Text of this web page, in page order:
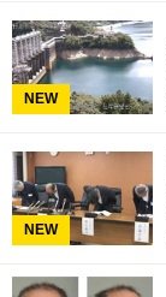
NEW
NEW